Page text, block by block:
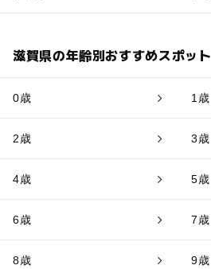
滋賀県の年齢別おすすめスポット
0歳 1歳
2歳 3歳
4歳 5歳
6歳 7歳
8歳 9歳